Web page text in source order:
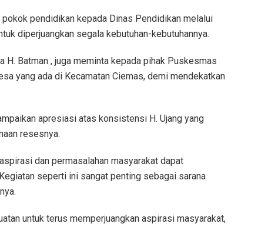
pendidikan kepada Dinas Pendidikan melalui
diperjuangkan segala kebutuhan-kebutuhannya.
H. Batman , juga meminta kepada pihak Puskesmas
yang ada di Kecamatan Ciemas, demi mendekatkan
apresiasi atas konsistensi H. Ujang yang
resesnya.
dan permasalahan masyarakat dapat
seperti ini sangat penting sebagai sarana
untuk terus memperjuangkan aspirasi masyarakat,